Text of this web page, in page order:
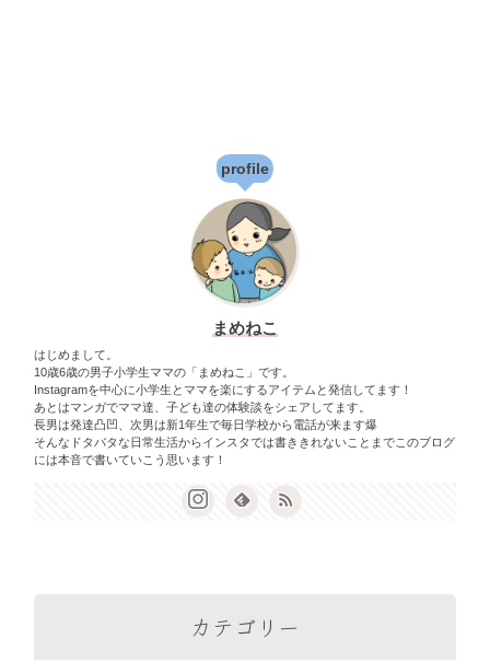
profile
まめねこ
はじめまして。
10歳6歳の男子小学生ママの「まめねこ」です。
Instagramを中心に小学生とママを楽にするアイテムと発信してます！
あとはマンガでママ達、子ども達の体験談をシェアしてます。
長男は発達凸凹、次男は新1年生で毎日学校から電話が来ます爆
そんなドタバタな日常生活からインスタでは書ききれないことまでこのブログ
には本音で書いていこう思います！
カテゴリー